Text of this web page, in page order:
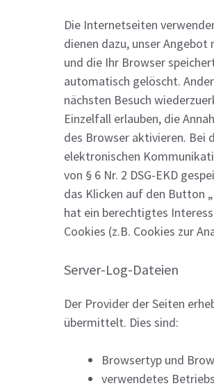
Die Internetseiten
dienen dazu, unser
und die Ihr Browser
automatisch gelöscht.
nächsten Besuch
Einzelfall erlauben, die
des Browser aktivieren. Bei
elektronischen
von § 6 Nr. 2 DSG-EKD
das Klicken auf den Button
hat ein berechtigtes
Cookies (z.B. Cookies zur
Server-Log-Dateien
Der Provider der Seiten
übermittelt. Dies sind:
Browsertyp und
verwendetes